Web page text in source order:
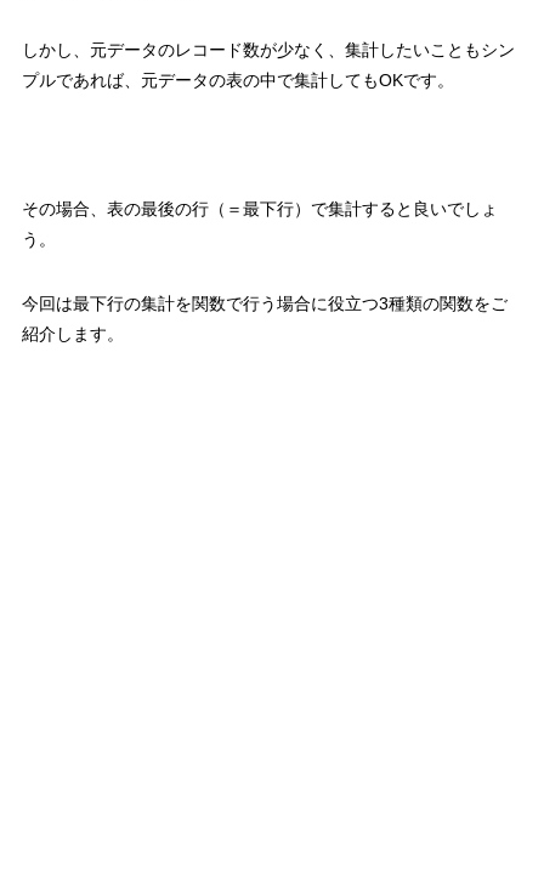
しかし、 元データのレコード数が少なく、集計したいこともシン
プルであれば、元データの表の中で集計してもOKです。
その場合、 表の最後の行（＝最下行）で集計すると良いでしょ
う。
今回は最下行の集計を関数で行う場合に役立つ3種類の関数をご
紹介します。